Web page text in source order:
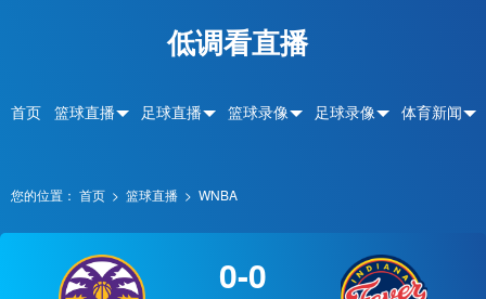
低调看直播
首页 篮球直播 足球直播 篮球录像 足球录像 体育新闻
您的位置： 首页 > 篮球直播 > WNBA
0-0